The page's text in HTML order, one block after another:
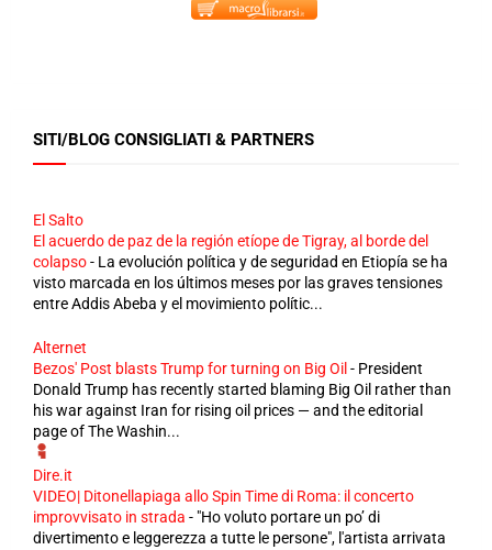
SITI/BLOG CONSIGLIATI & PARTNERS
El Salto
El acuerdo de paz de la región etíope de Tigray, al borde del
colapso- La evolución política y de seguridad en Etiopía se ha
visto marcada en los últimos meses por las graves tensiones
entre Addis Abeba y el movimiento polític...
Alternet
Bezos' Post blasts Trump for turning on Big Oil - President
Donald Trump has recently started blaming Big Oil rather than
his war against Iran for rising oil prices — and the editorial
page of The Washin...
Dire.it
VIDEO| Ditonellapiaga allo Spin Time di Roma: il concerto
improvvisato in strada - "Ho voluto portare un po’ di
divertimento e leggerezza a tutte le persone", l'artista arrivata